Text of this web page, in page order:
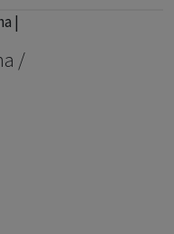
adecuado a las
|
/